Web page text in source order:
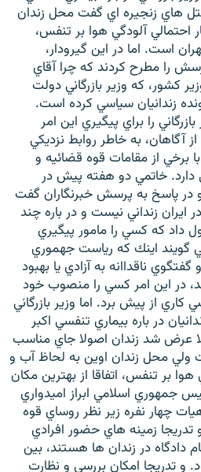
هاي زنجيره اي گفت محل زندان
احتمالي آلودگي هوا بر تنفس،
است. اما در اين گيرودار،
را مطرح كردند كه چرا آقاي
كشور، كه وزير بازرگاني دولت
زندانيان سياسي كرده است.
را براي پيگيري اين امر
آگاهان، به خاطر روابط نزديكي
برخي از مقامات قوه قضائيه و
خاتمي دو هفته پيش در
در پاسخ به پرسش خبرنگاران گفت
زنداني نيست و در باره چند
داد كه كسي را مامور پيگيري
گويند اينك كه رياست جهموري
ناقداانه به آزادي يا بهبود
در اين امر كسي را منصوب خود
از پيش برد. اما وزير بازرگاني
در باره بيماري تنفسي اكبر
عرض شد زندان اصولا جاي مناسب
ولي محل زندان اوين به لحاظ آب و
هوا بر تنفس، اتفاقا از بهترين مكان
جمهوري اسلامي ابراز اميدواري
چهار نفره زير نظر روساي قوه
تدريجا زمينه هاي حضور افرادي
دادگاه در زندان ها هستند، بين
و تدريجا امكان بررسي و نظارت